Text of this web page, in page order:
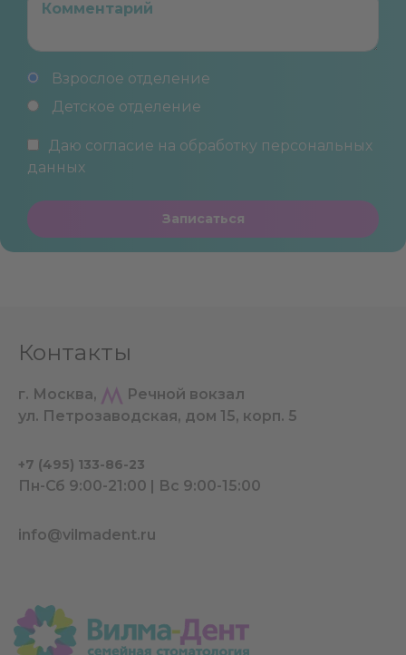
Взрослое отделение
Детское отделение
Даю согласие на обработку персональных
данных
Записаться
Контакты
г. Москва,
Речной вокзал
ул. Петрозаводская, дом 15, корп. 5
+7 (495) 133-86-23
Пн-Сб 9:00-21:00 | Вс 9:00-15:00
info@vilmadent.ru